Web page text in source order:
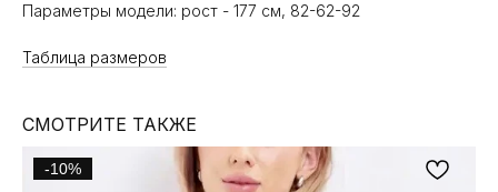
Параметры модели: рост - 177 см, 82-62-92
Таблица размеров
СМОТРИТЕ ТАКЖЕ
-10%